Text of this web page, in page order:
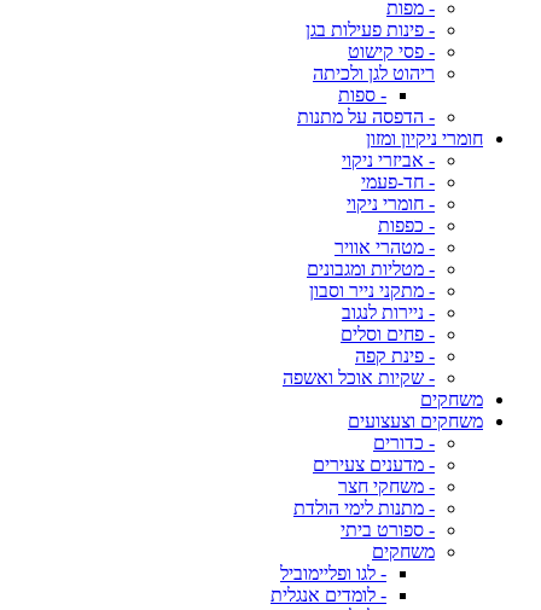
- מפות
- פינות פעילות בגן
- פסי קישוט
ריהוט לגן ולכיתה
- ספות
- הדפסה על מתנות
חומרי ניקיון ומזון
- אביזרי ניקוי
- חד-פעמי
- חומרי ניקוי
- כפפות
- מטהרי אוויר
- מטליות ומגבונים
- מתקני נייר וסבון
- ניירות לנגוב
- פחים וסלים
- פינת קפה
- שקיות אוכל ואשפה
משחקים
משחקים וצעצועים
- כדורים
- מדענים צעירים
- משחקי חצר
- מתנות לימי הולדת
- ספורט ביתי
משחקים
- לגו ופליימוביל
- לומדים אנגלית